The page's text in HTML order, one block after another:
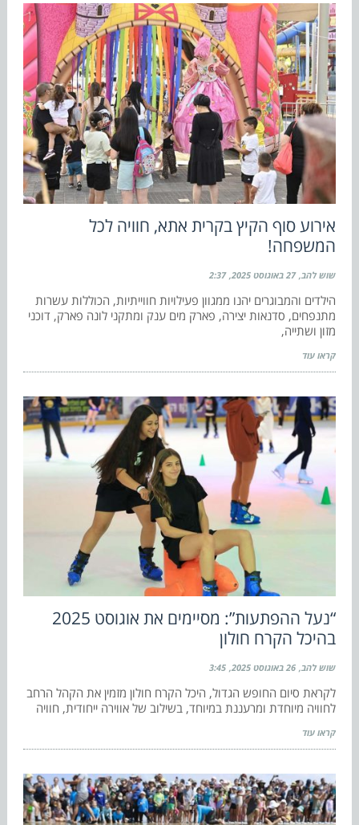
אירוע סוף הקיץ בקרית אתא, חוויה לכל
המשפחה!
שוש להב 27 באוגוסט 2025 2:37
הילדים והמבוגרים יהנו ממגוון פעילויות חווייתיות, הכוללות עשרות
מתנפחים, סדנאות יצירה, פארק מים ענק ומתקני לונה פארק, דוכני
מזון ושתייה,
קראו עוד
“נעל ההפתעות”: מסיימים את אוגוסט 2025
בהיכל הקרח חולון
שוש להב 26 באוגוסט 2025 3:45
לקראת סיום החופש הגדול, היכל הקרח חולון מזמין את הקהל הרחב
לחוויה מיוחדת ומרעננת במיוחד, בשילוב של אווירה ייחודית, חוויה
קראו עוד